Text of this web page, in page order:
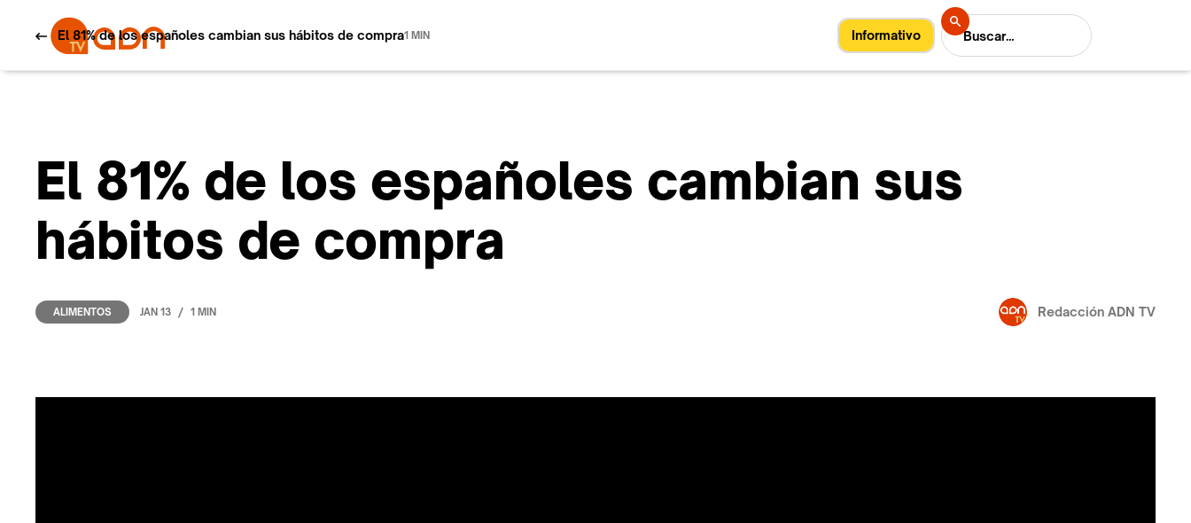
Informativo
El 81% de los españoles cambian sus hábitos de compra1 MIN
El 81% de los españoles cambian sus
hábitos de compra
ALIMENTOS JAN 13 / 1 MIN Redacción ADN TV